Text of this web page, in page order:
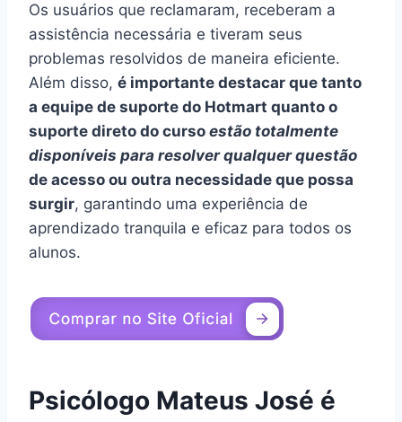
Os usuários que reclamaram, receberam a
assistência necessária e tiveram seus
problemas resolvidos de maneira eficiente.
Além disso, é importante destacar que tanto
a equipe de suporte do Hotmart quanto o
suporte direto do curso estão totalmente
disponíveis para resolver qualquer questão
de acesso ou outra necessidade que possa
surgir, garantindo uma experiência de
aprendizado tranquila e eficaz para todos os
alunos.
Psicólogo Mateus José é